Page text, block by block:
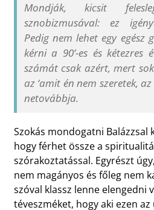
Mondják, kicsit
sznobizmusával: ez
Pedig nem lehet egy egész
kérni a 90’-es és kétezres
számát csak azért, mert
az ‘amit én nem szeretek,
netovábbja.
Szokás mondogatni Balázzsal
hogy férhet össze a
szórakoztatással. Egyrészt
nem magányos és főleg nem
szóval klassz lenne elengedni
téveszméket, hogy aki ezen